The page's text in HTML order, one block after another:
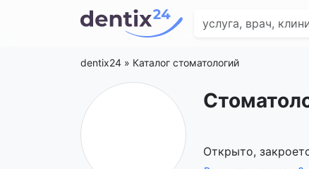
dentix24 » Каталог стоматологий
Открыто,